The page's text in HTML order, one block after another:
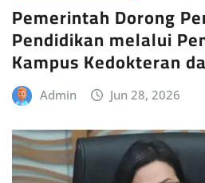
Pemerintah Dorong
Pendidikan melalui
Kampus Kedokteran
Admin Jun 28, 2026